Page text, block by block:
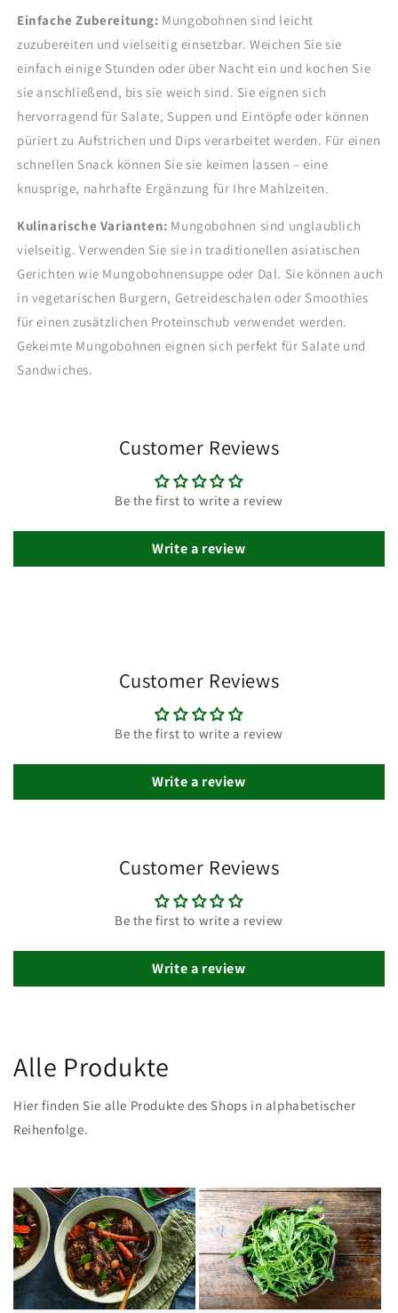
Einfache Zubereitung: Mungobohnen sind leicht
zuzubereiten und vielseitig einsetzbar. Weichen Sie sie
einfach einige Stunden oder über Nacht ein und kochen Sie
sie anschließend, bis sie weich sind. Sie eignen sich
hervorragend für Salate, Suppen und Eintöpfe oder können
püriert zu Aufstrichen und Dips verarbeitet werden. Für einen
schnellen Snack können Sie sie keimen lassen – eine
knusprige, nahrhafte Ergänzung für Ihre Mahlzeiten.
Kulinarische Varianten: Mungobohnen sind unglaublich
vielseitig. Verwenden Sie sie in traditionellen asiatischen
Gerichten wie Mungobohnensuppe oder Dal. Sie können auch
in vegetarischen Burgern, Getreideschalen oder Smoothies
für einen zusätzlichen Proteinschub verwendet werden.
Gekeimte Mungobohnen eignen sich perfekt für Salate und
Sandwiches.
Customer Reviews
Be the first to write a review
Write a review
Customer Reviews
Be the first to write a review
Write a review
Customer Reviews
Be the first to write a review
Write a review
Alle Produkte
Hier finden Sie alle Produkte des Shops in alphabetischer
Reihenfolge.